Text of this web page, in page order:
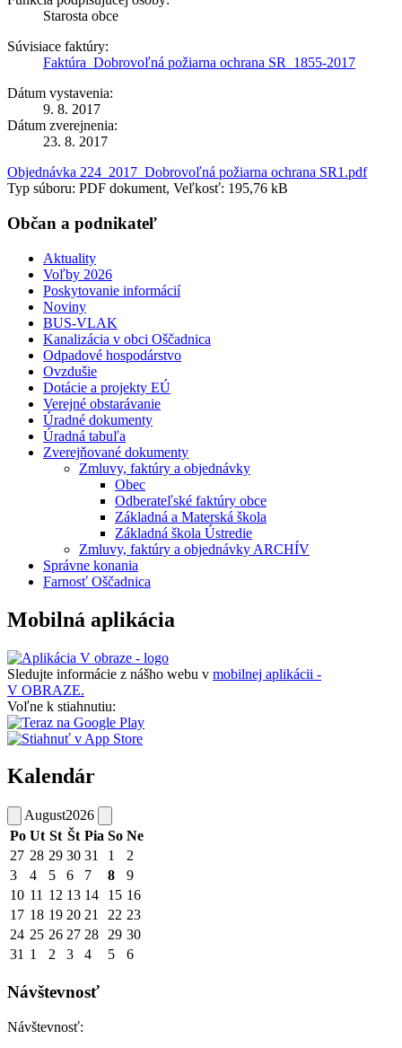
Starosta obce
Súvisiace faktúry:
Faktúra_Dobrovoľná požiarna ochrana SR_1855-2017
Dátum vystavenia:
9. 8. 2017
Dátum zverejnenia:
23. 8. 2017
Objednávka 224_2017_Dobrovoľná požiarna ochrana SR1.pdf
Typ súboru: PDF dokument, Veľkosť: 195,76 kB
Občan a podnikateľ
Aktuality
Voľby 2026
Poskytovanie informácií
Noviny
BUS-VLAK
Kanalizácia v obci Oščadnica
Odpadové hospodárstvo
Ovzdušie
Dotácie a projekty EÚ
Verejné obstarávanie
Úradné dokumenty
Úradná tabuľa
Zverejňované dokumenty
Zmluvy, faktúry a objednávky
Obec
Odberateľské faktúry obce
Základná a Materská škola
Základná škola Ústredie
Zmluvy, faktúry a objednávky ARCHÍV
Správne konania
Farnosť Oščadnica
Mobilná aplikácia
Sledujte informácie z nášho webu v mobilnej aplikácii -
V OBRAZE.
Voľne k stiahnutiu:
Kalendár
August2026
Po Ut St Št Pia So Ne
27 28 29 30 31 1
2
3
4 5 6 7 8
9
10 11 12 13 14 15 16
17 18 19 20 21 22 23
24 25 26 27 28 29 30
31 1 2 3 4 5 6
Návštevnosť
Návštevnosť: